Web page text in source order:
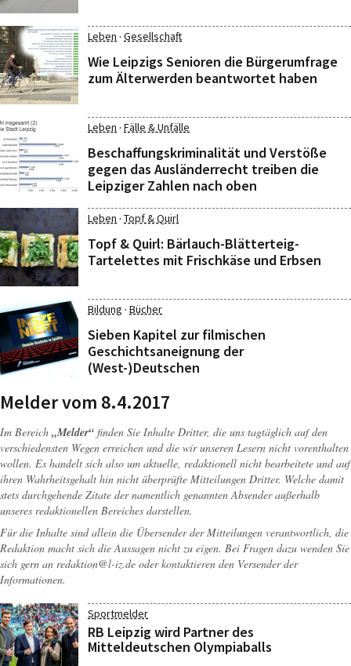
Leben · Gesellschaft
Wie Leipzigs Senioren die Bürgerumfrage
zum Älterwerden beantwortet haben
Leben · Fälle & Unfälle
Beschaffungskriminalität und Verstöße
gegen das Ausländerrecht treiben die
Leipziger Zahlen nach oben
Leben · Topf & Quirl
Topf & Quirl: Bärlauch-Blätterteig-
Tartelettes mit Frischkäse und Erbsen
Bildung · Bücher
Sieben Kapitel zur filmischen
Geschichtsaneignung der
(West-)Deutschen
Melder vom 8.4.2017
Im Bereich „Melder“ finden Sie Inhalte Dritter, die uns tagtäglich auf den
verschiedensten Wegen erreichen und die wir unseren Lesern nicht vorenthalten
wollen. Es handelt sich also um aktuelle, redaktionell nicht bearbeitete und auf
ihren Wahrheitsgehalt hin nicht überprüfte Mitteilungen Dritter. Welche damit
stets durchgehende Zitate der namentlich genannten Absender außerhalb
unseres redaktionellen Bereiches darstellen.
Für die Inhalte sind allein die Übersender der Mitteilungen verantwortlich, die
Redaktion macht sich die Aussagen nicht zu eigen. Bei Fragen dazu wenden Sie
sich gern an redaktion@l-iz.de oder kontaktieren den Versender der
Informationen.
Sportmelder
RB Leipzig wird Partner des
Mitteldeutschen Olympiaballs